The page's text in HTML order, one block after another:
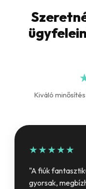
Kiváló minősítés
★★★★★
"A fiúk
gyorsak,